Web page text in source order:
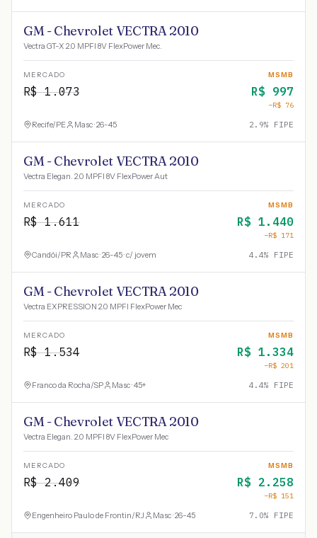
GM - Chevrolet VECTRA 2010
Vectra GT-X 2.0 MPFI 8V FlexPower Mec.
MERCADO
R$1.073
MSMB
R$ 997
−R$ 76
Recife/PE Masc · 26-45 2.9% FIPE
GM - Chevrolet VECTRA 2010
Vectra Elegan. 2.0 MPFI 8V FlexPower Aut
MERCADO
R$1.611
MSMB
R$ 1.440
−R$ 171
Candói/PR Masc · 26-45 · c/ jovem 4.4% FIPE
GM - Chevrolet VECTRA 2010
Vectra EXPRESSION 2.0 MPFI FlexPower Mec
MERCADO
R$1.534
MSMB
R$ 1.334
−R$ 201
Franco da Rocha/SP Masc · 45+ 4.4% FIPE
GM - Chevrolet VECTRA 2010
Vectra Elegan. 2.0 MPFI 8V FlexPower Mec
MERCADO
R$2.409
MSMB
R$ 2.258
−R$ 151
Engenheiro Paulo de Frontin/RJ Masc · 26-45 7.0% FIPE